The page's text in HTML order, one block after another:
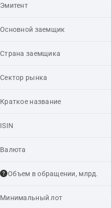
Эмитент
Основной заемщик
Страна заемщика
Сектор рынка
Краткое название
ISIN
Валюта
Объем в обращении, млрд.
Минимальный лот